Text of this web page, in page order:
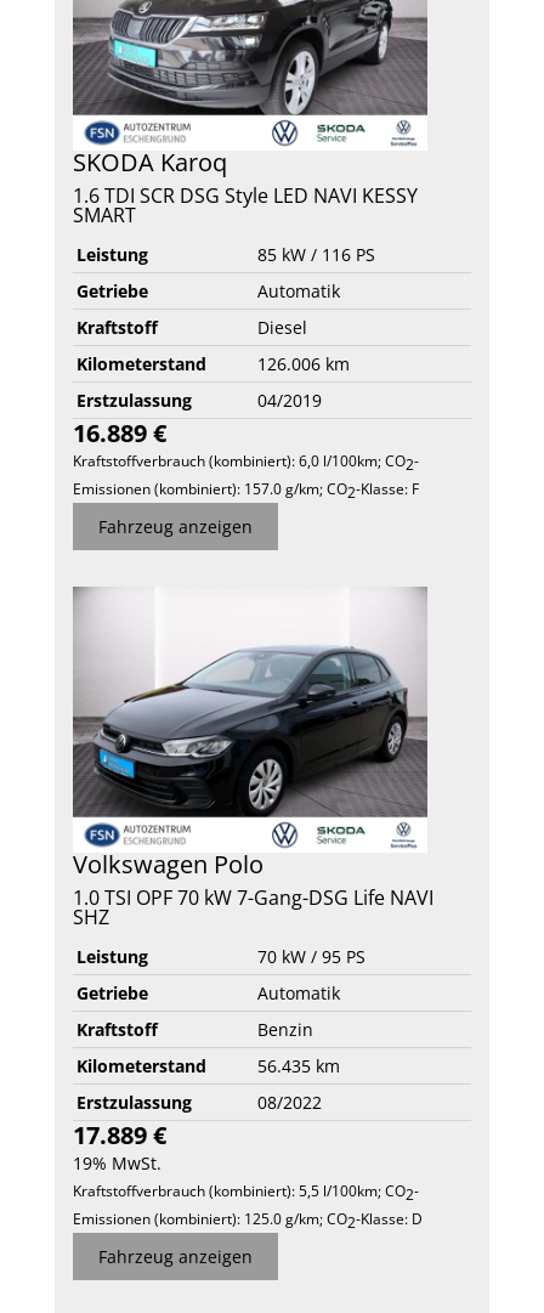
SKODA Karoq
1.6 TDI SCR DSG Style LED NAVI KESSY
SMART
Leistung
85 kW / 116 PS
Getriebe
Automatik
Kraftstoff
Diesel
Kilometerstand
126.006 km
Erstzulassung
04/2019
16.889 €
Kraftstoffverbrauch (kombiniert):6,0 l/100km;CO2-
Emissionen (kombiniert): 157.0 g/km;CO2-Klasse: F
Fahrzeug anzeigen
Volkswagen Polo
1.0 TSI OPF 70 kW 7-Gang-DSG Life NAVI
SHZ
Leistung
70 kW / 95 PS
Getriebe
Automatik
Kraftstoff
Benzin
Kilometerstand
56.435 km
Erstzulassung
08/2022
17.889 €
19% MwSt.
Kraftstoffverbrauch (kombiniert): 5,5 l/100km;CO2-
Emissionen (kombiniert): 125.0 g/km;CO2-Klasse: D
Fahrzeug anzeigen